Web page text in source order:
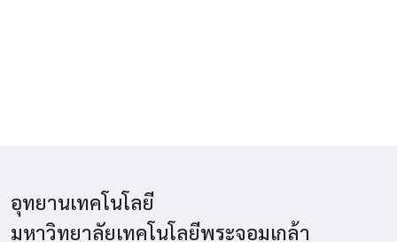
อุทยานเทคโนโลยี
มหาวิทยาลัยเทคโนโลยีพระจอมเกล้า